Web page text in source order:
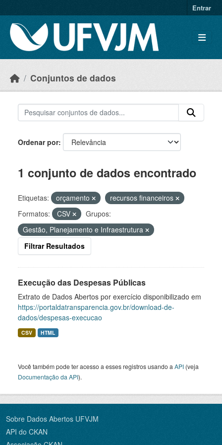
Entrar
Conjuntos de dados
Ordenar por
1 conjunto de dados encontrado
Etiquetas: orçamento
recursos financeiros
Formatos:
CSV
Grupos:
Gestão, Planejamento e Infraestrutura
Filtrar Resultados
Execução das Despesas Públicas
Extrato de Dados Abertos por exercício disponibilizado em
https://portaldatransparencia.gov.br/download-de-
dados/despesas-execucao
CSV HTML
Você também pode ter acesso a esses registros usando a API (veja
Documentação da API).
Sobre Dados Abertos UFVJM
API do CKAN